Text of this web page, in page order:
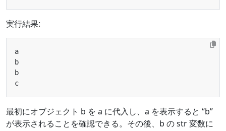
実行結果:
最初にオブジェクト b を a に代入し、a を表示すると “b”
が表示されることを確認できる。その後、b の str 変数に